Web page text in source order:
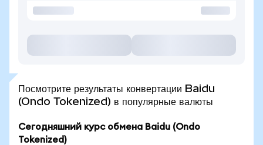
Посмотрите результаты конвертации Baidu
(Ondo Tokenized) в популярные валюты
Сегодняшний курс обмена Baidu (Ondo
Tokenized)